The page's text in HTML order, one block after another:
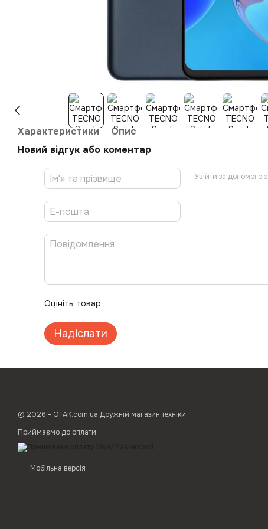
Характеристики
Опис
Новий відгук або коментар
Увійти за допомогою
Оцініть товар
Надіслати
© 2026 - ОТАК.com.ua Дружній магазин техніки
Приймаємо до оплати
Мобільна версія